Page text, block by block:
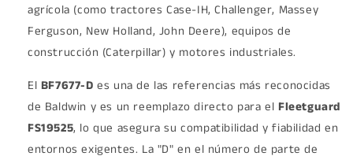
agrícola (como tractores Case-IH, Challenger, Massey
Ferguson, New Holland, John Deere), equipos de
construcción (Caterpillar) y motores industriales.
El BF7677-D es una de las referencias más reconocidas
de Baldwin y es un reemplazo directo para el Fleetguard
FS19525, lo que asegura su compatibilidad y fiabilidad en
entornos exigentes. La "D" en el número de parte de